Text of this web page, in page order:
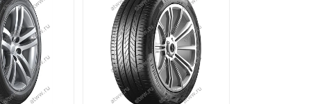
190 ₽
420 ₽
620 ₽